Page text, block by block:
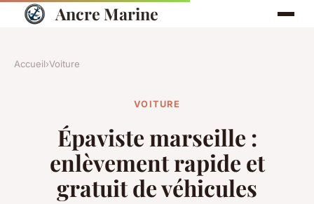
Ancre Marine
Accueil›Voiture
VOITURE
Épaviste marseille :
enlèvement rapide et
gratuit de véhicules